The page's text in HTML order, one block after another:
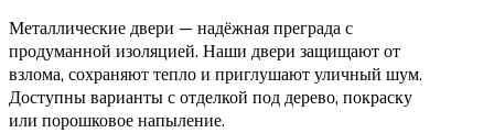
Металлические двери — надёжная преграда с
продуманной изоляцией. Наши двери защищают от
взлома, сохраняют тепло и приглушают уличный шум.
Доступны варианты с отделкой под дерево, покраску
или порошковое напыление.